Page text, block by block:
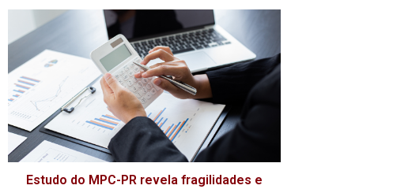
Estudo do MPC-PR revela fragilidades e